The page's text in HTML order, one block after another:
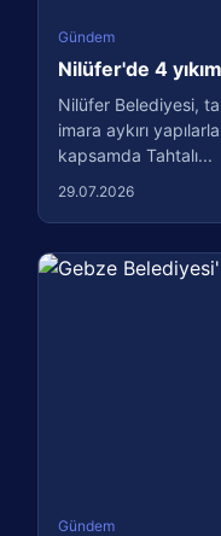
Gündem
Nilüfer'de 4
Nilüfer Belediyesi,
imara aykırı
kapsamda Tahtalı...
29.07.2026
Gündem